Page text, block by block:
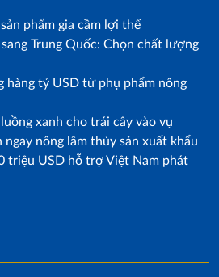
phẩm gia cầm lợi thế
Trung Quốc: Chọn chất lượng
hàng tỷ USD từ phụ phẩm nông
xanh cho trái cây vào vụ
nông lâm thủy sản xuất khẩu
triệu USD hỗ trợ Việt Nam phát